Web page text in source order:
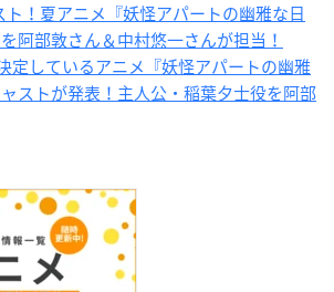
ト！夏アニメ『妖怪アパートの幽雅な日
阿部敦さん＆中村悠一さんが担当！
定しているアニメ『妖怪アパートの幽雅
ストが発表！主人公・稲葉夕士役を阿部